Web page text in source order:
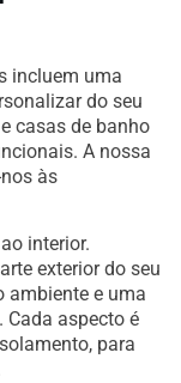
incluem uma
do seu
casas de banho
A nossa
às
interior.
exterior do seu
ambiente e uma
aspecto é
para